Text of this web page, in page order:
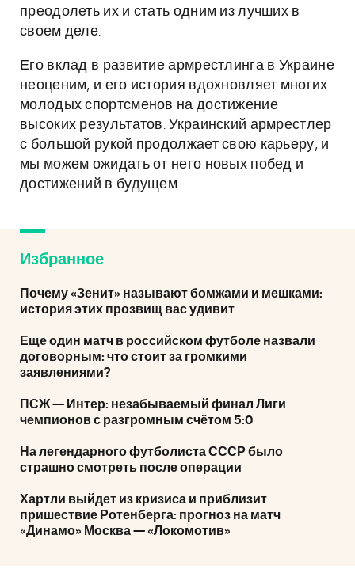
преодолеть их и стать одним из лучших в
своем деле.
Его вклад в развитие армрестлинга в Украине
неоценим, и его история вдохновляет многих
молодых спортсменов на достижение
высоких результатов. Украинский армрестлер
с большой рукой продолжает свою карьеру, и
мы можем ожидать от него новых побед и
достижений в будущем.
Избранное
Почему «Зенит» называют бомжами и мешками:
история этих прозвищ вас удивит
Еще один матч в российском футболе назвали
договорным: что стоит за громкими
заявлениями?
ПСЖ — Интер: незабываемый финал Лиги
чемпионов с разгромным счётом 5:0
На легендарного футболиста СССР было
страшно смотреть после операции
Хартли выйдет из кризиса и приблизит
пришествие Ротенберга: прогноз на матч
«Динамо» Москва — «Локомотив»